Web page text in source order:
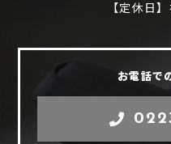
【定休日
お電話で